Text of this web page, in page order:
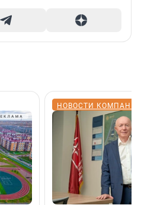
НОВОСТИ